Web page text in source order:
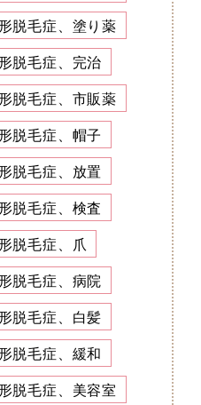
脱毛症、塗り薬
脱毛症、完治
脱毛症、市販薬
脱毛症、帽子
脱毛症、放置
脱毛症、検査
脱毛症、爪
脱毛症、病院
脱毛症、白髪
脱毛症、緩和
脱毛症、美容室